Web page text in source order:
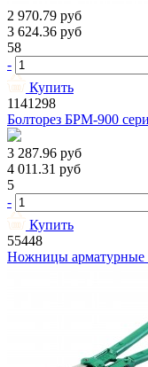
2 970.79 руб
3 624.36 руб
58
-
Купить
1141298
Болторез БРМ-900
3 287.96 руб
4 011.31 руб
5
-
Купить
55448
Ножницы арматурные